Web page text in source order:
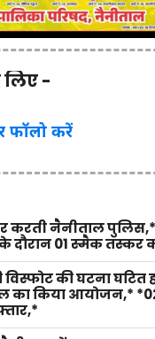
-
करें
नैनीताल पुलिस,*
दौरान 01 स्मैक तस्कर
की घटना घटित
का किया आयोजन,*